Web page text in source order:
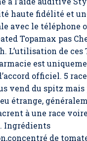
haute fidélité et
avec le téléphone
Topamax pas
L’utilisation de ces
est
officiel. 5
vend du spitz mais
étrange,
à une race
Ingrédients
de